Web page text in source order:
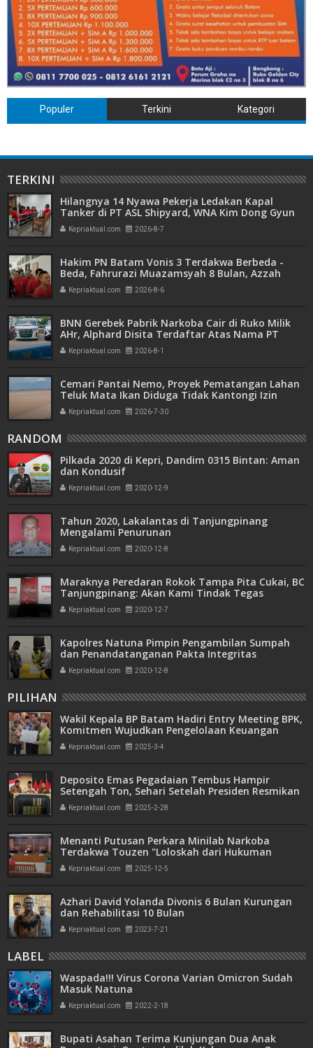
Populer Terkini Kategori
TERKINI
Hilangnya 14 Nyawa Pekerja Ledakan Kapal
Tanker di PT ASL Shipyard, WNA Kim Dong Gyun
Hanya Dituntut 1 Tahun 6 Bulan
Kepriaktual.com 2026-8-7
Hakim PN Batam Vonis 3 Terdakwa Berbeda -
Beda, Fahrurazi Muazamsyah 8 Bulan, Azzah
Azzurah dan Risma Divonis 2 Tahun 6 Bulan
Kepriaktual.com 2026-8-6
BNN Gerebek Pabrik Narkoba Cair di Ruko Milik
AHr, Alphard Disita Terdaftar Atas Nama PT
Mitra Usaha Properti
Kepriaktual.com 2026-8-1
Cemari Pantai Nemo, Proyek Pematangan Lahan
Teluk Mata Ikan Diduga Tidak Kantongi Izin
Amdal
Kepriaktual.com 2026-7-30
RANDOM
Pilkada 2020 di Kepri, Dandim 0315 Bintan: Aman
dan Kondusif
Kepriaktual.com 2020-12-9
Tahun 2020, Lakalantas di Tanjungpinang
Mengalami Penurunan
Kepriaktual.com 2020-12-8
Maraknya Peredaran Rokok Tampa Pita Cukai, BC
Tanjungpinang: Akan Kami Tindak Tegas
Kepriaktual.com 2020-12-7
Kapolres Natuna Pimpin Pengambilan Sumpah
dan Penandatanganan Pakta Integritas
Rekrutmen Proaktif Penerimaan Bintara Polri T.A.
2021Kepriaktual.com 2020-12-8
PILIHAN
Wakil Kepala BP Batam Hadiri Entry Meeting BPK,
Komitmen Wujudkan Pengelolaan Keuangan
Transparan dan Akuntabel
Kepriaktual.com 2025-3-4
Deposito Emas Pegadaian Tembus Hampir
Setengah Ton, Sehari Setelah Presiden Resmikan
Bank Emas
Kepriaktual.com 2025-2-28
Menanti Putusan Perkara Minilab Narkoba
Terdakwa Touzen "Loloskah dari Hukuman
Seumur Hidup atau Mati"
Kepriaktual.com 2025-12-5
Azhari David Yolanda Divonis 6 Bulan Kurungan
dan Rehabilitasi 10 Bulan
Kepriaktual.com 2023-7-21
LABEL
Waspada!!! Virus Corona Varian Omicron Sudah
Masuk Natuna
Kepriaktual.com 2022-2-18
Bupati Asahan Terima Kunjungan Dua Anak